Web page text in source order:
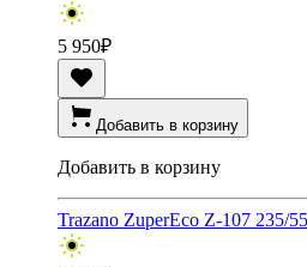
5 950₽
Добавить в корзину
Добавить в корзину
Trazano ZuperEco Z-107 235/